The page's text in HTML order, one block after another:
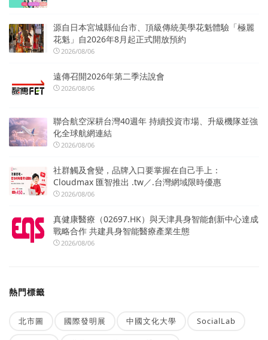
源自日本宮城縣仙台市、頂級傳統美學花魁體驗「極麗
花魁」自2026年8月起正式開放預約
2026/08/06
遠傳召開2026年第二季法說會
2026/08/06
聯合航空深耕台灣40週年 持續投資市場、升級機隊並強
化全球航網連結
2026/08/06
社群觸及會變，品牌入口要掌握在自己手上：
Cloudmax 匯智推出 .tw／.台灣網域限時優惠
2026/08/06
真健康醫療（02697.HK）與天津具身智能創新中心達成
戰略合作 共建具身智能醫療產業生態
2026/08/06
熱門標籤
北市圖 國際發明展 中國文化大學 SocialLab